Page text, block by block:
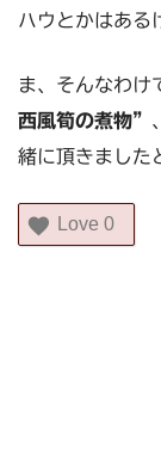
ハウとかはある
ま、そんなわけ
西風筍の煮物” 、
緒に頂きました
Love 0